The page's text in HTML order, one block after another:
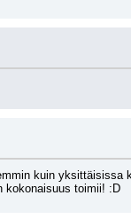
kuin yksittäisissa
kokonaisuus toimii! :D